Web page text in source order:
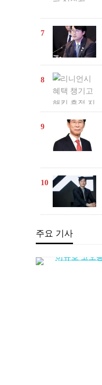
7
8
9
10
주요 기사